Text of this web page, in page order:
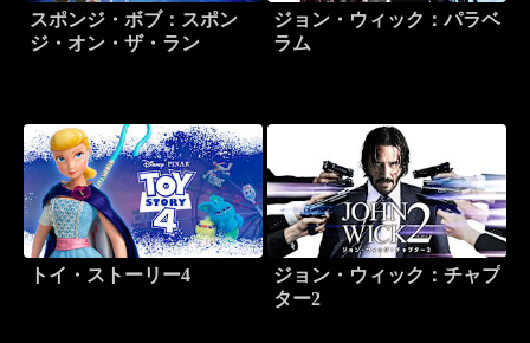
スポンジ・ボブ：スポン
ジ・オン・ザ・ラン
ジョン・ウィック：パラベ
ラム
トイ・ストーリー4
ジョン・ウィック：チャプ
ター2